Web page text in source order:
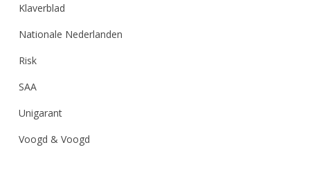
Klaverblad
Nationale Nederlanden
Risk
SAA
Unigarant
Voogd & Voogd